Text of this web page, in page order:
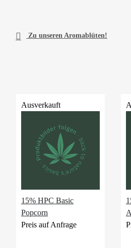
Ausverkauft
15% HPC Basic
Popcorn
Preis auf Anfrage
 Zu unseren Aromablüten!